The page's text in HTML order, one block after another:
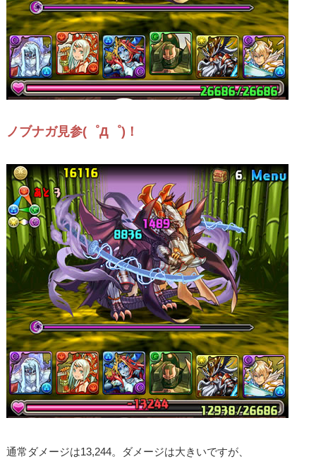
ノブナガ見参(゜Д゜)！
通常ダメージは13,244。ダメージは大きいですが、